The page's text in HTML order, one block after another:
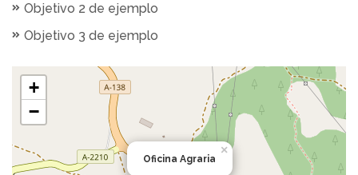
Objetivo 2 de ejemplo
Objetivo 3 de ejemplo
Oficina Agraria
×
+
−